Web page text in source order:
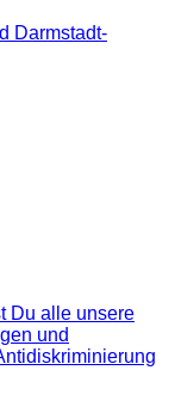
Darmstadt-
Du alle unsere
und